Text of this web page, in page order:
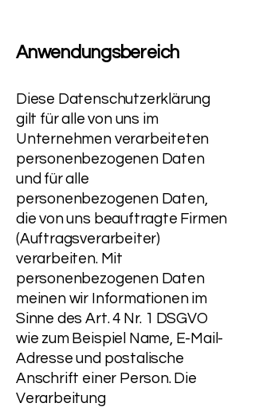
Anwendungsbereich
Diese Datenschutzerklärung
gilt für alle von uns im
Unternehmen verarbeiteten
personenbezogenen Daten
und für alle
personenbezogenen Daten,
die von uns beauftragte Firmen
(Auftragsverarbeiter)
verarbeiten. Mit
personenbezogenen Daten
meinen wir Informationen im
Sinne des Art. 4 Nr. 1 DSGVO
wie zum Beispiel Name, E-Mail-
Adresse und postalische
Anschrift einer Person. Die
Verarbeitung